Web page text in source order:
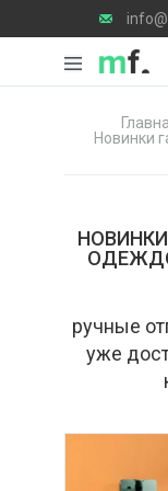
Новинки
ручные
уже